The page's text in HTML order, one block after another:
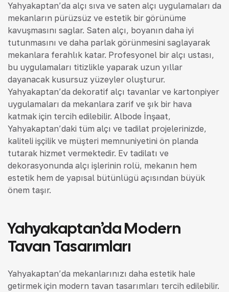
Yahyakaptan’da alçı sıva ve saten alçı uygulamaları da
mekanların pürüzsüz ve estetik bir görünüme
kavuşmasını sağlar. Saten alçı, boyanın daha iyi
tutunmasını ve daha parlak görünmesini sağlayarak
mekanlara ferahlık katar. Profesyonel bir alçı ustası,
bu uygulamaları titizlikle yaparak uzun yıllar
dayanacak kusursuz yüzeyler oluşturur.
Yahyakaptan’da dekoratif alçı tavanlar ve kartonpiyer
uygulamaları da mekanlara zarif ve şık bir hava
katmak için tercih edilebilir. Albode İnşaat,
Yahyakaptan’daki tüm alçı ve tadilat projelerinizde,
kaliteli işçilik ve müşteri memnuniyetini ön planda
tutarak hizmet vermektedir. Ev tadilatı ve
dekorasyonunda alçı işlerinin rolü, mekanın hem
estetik hem de yapısal bütünlüğü açısından büyük
önem taşır.
Yahyakaptan’da Modern
Tavan Tasarımları
Yahyakaptan’da mekanlarınızı daha estetik hale
getirmek için modern tavan tasarımları tercih edilebilir.